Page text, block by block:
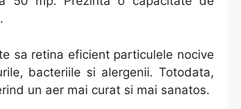
sa retina eficient particulele nocive
bacteriile si alergenii. Totodata,
un aer mai curat si mai sanatos.